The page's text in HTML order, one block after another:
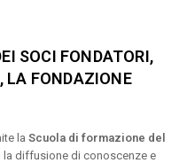
SOCI FONDATORI,
LA FONDAZIONE
laScuola di formazione del
la diffusione di conoscenze e